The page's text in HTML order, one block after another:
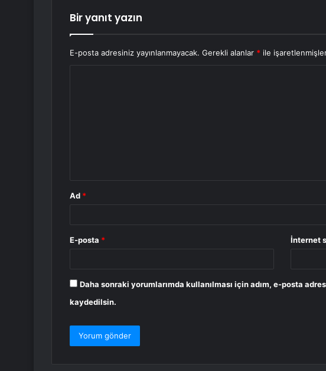
Bir yanıt yazın
E-posta adresiniz yayınlanmayacak. Gerekli alanlar * ile
Ad *
E-posta * İnternet
Daha sonraki yorumlarımda kullanılması için adım, e-posta
kaydedilsin.